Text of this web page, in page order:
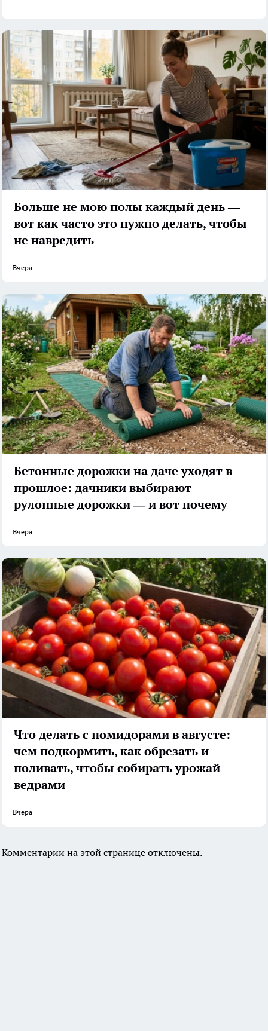
Больше не мою полы каждый день —
вот как часто это нужно делать, чтобы
не навредить
Вчера
Бетонные дорожки на даче уходят в
прошлое: дачники выбирают
рулонные дорожки — и вот почему
Вчера
Что делать с помидорами в августе:
чем подкормить, как обрезать и
поливать, чтобы собирать урожай
ведрами
Вчера
Комментарии на этой странице отключены.